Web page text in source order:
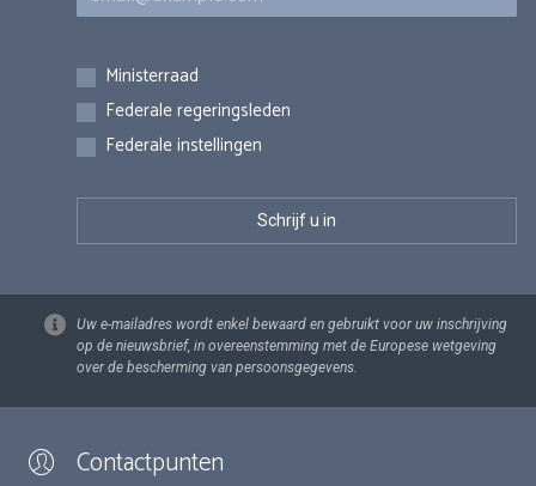
Inschrijvingen
Ministerraad
Federale regeringsleden
Federale instellingen
Uw e-mailadres wordt enkel bewaard en gebruikt voor uw inschrijving
op de nieuwsbrief, in overeenstemming met de Europese wetgeving
over de bescherming van persoonsgegevens.
Contactpunten